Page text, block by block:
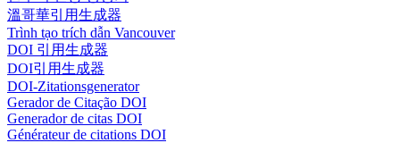
溫哥華引用生成器
Trình tạo trích dẫn Vancouver
DOI 引用生成器
DOI引用生成器
DOI-Zitationsgenerator
Gerador de Citação DOI
Generador de citas DOI
Générateur de citations DOI